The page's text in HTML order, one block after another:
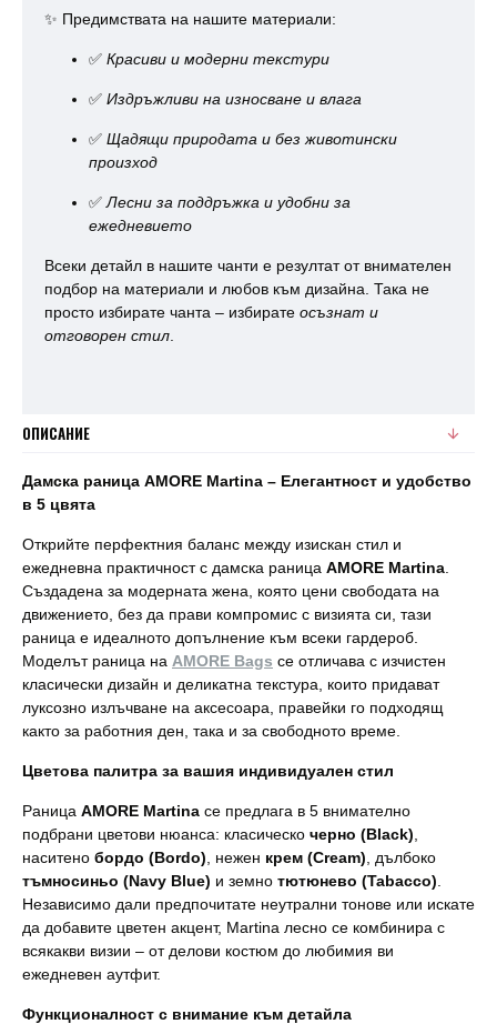
✨ Предимствата на нашите материали:
✅ Красиви и модерни текстури
✅ Издръжливи на износване и влага
✅ Щадящи природата и без животински
произход
✅ Лесни за поддръжка и удобни за
ежедневието
Всеки детайл в нашите чанти е резултат от внимателен
подбор на материали и любов към дизайна. Така не
просто избирате чанта – избирате осъзнат и
отговорен стил
ОПИСАНИЕ
Дамска раница AMORE Martina – Елегантност и удобство
в 5 цвята
Открийте перфектния баланс между изискан стил и
ежедневна практичност с дамска раница AMORE Martina
Създадена за модерната жена, която цени свободата на
движението, без да прави компромис с визията си, тази
раница е идеалното допълнение към всеки гардероб.
Моделът раница на AMORE Bags се отличава с изчистен
класически дизайн и деликатна текстура, които придават
луксозно излъчване на аксесоара, правейки го подходящ
както за работния ден, така и за свободното време.
Цветова палитра за вашия индивидуален стил
Раница AMORE Martina се предлага в 5 внимателно
подбрани цветови нюанса: класическо черно (Black)
наситено бордо (Bordo) , нежен крем (Cream) , дълбоко
тъмносиньо (Navy Blue) и земно тютюнево (Tabacco)
Независимо дали предпочитате неутрални тонове или искате
да добавите цветен акцент, Martina лесно се комбинира с
всякакви визии – от делови костюм до любимия ви
ежедневен аутфит.
Функционалност с внимание към детайла